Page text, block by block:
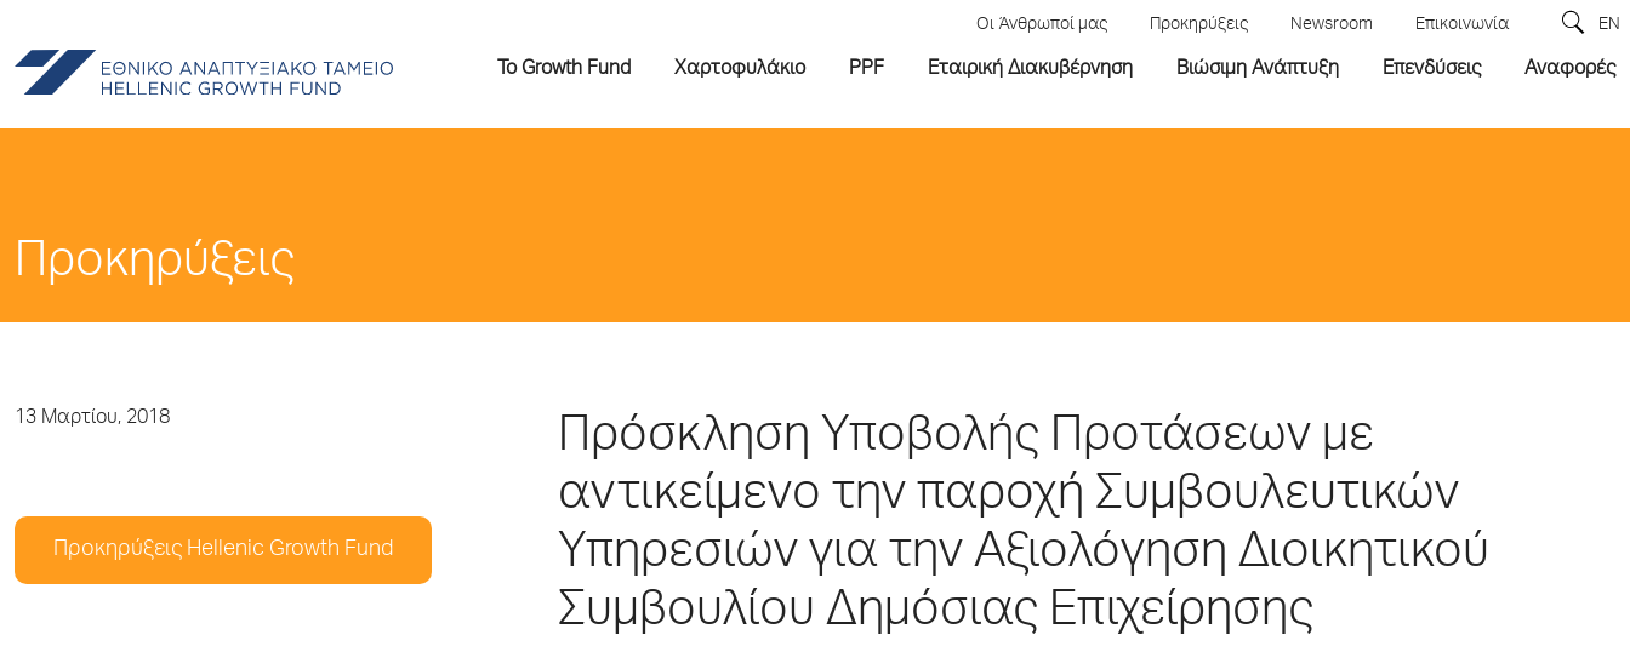
Οι Άνθρωποί μας Προκηρύξεις Newsroom Επικοινωνία EN
Το Growth Fund Χαρτοφυλάκιο PPF Εταιρική Διακυβέρνηση Βιώσιμη Ανάπτυξη Επενδύσεις Αναφορές
Προκηρύξεις
13 Μαρτίου, 2018
Προκηρύξεις Hellenic Growth Fund
Πρόσκληση Υποβολής Προτάσεων με
αντικείμενο την παροχή Συμβουλευτικών
Υπηρεσιών για την Αξιολόγηση Διοικητικού
Συμβουλίου Δημόσιας Επιχείρησης